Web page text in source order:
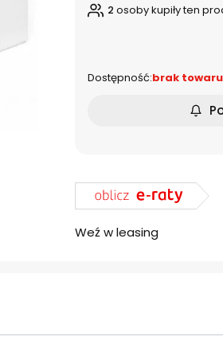
2 osoby kupiły ten
Dostępność:brak towaru
Weź w leasing